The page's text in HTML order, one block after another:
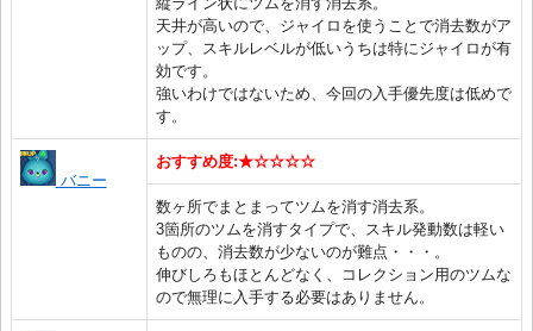
天井が高いので、ジャイロを使うことで消去数がア
ップ、スキルレベルが低いうちは特にジャイロが有
効です。
強いわけではないため、今回の入手優先度は低めで
す。
バニー
おすすめ度:★☆☆☆☆
数ヶ所でまとまってツムを消す消去系。
3箇所のツムを消すタイプで、スキル発動数は軽い
ものの、消去数が少ないのが難点・・・。
伸びしろもほとんどなく、コレクション用のツムな
ので無理に入手する必要はありません。